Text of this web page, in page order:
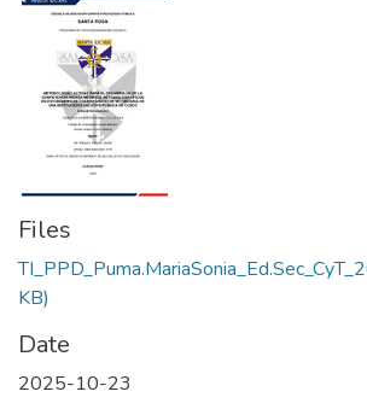
Files
KB)
Date
2025-10-23